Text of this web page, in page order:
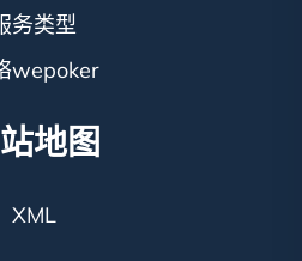
务类型
wepoker
地图
XML